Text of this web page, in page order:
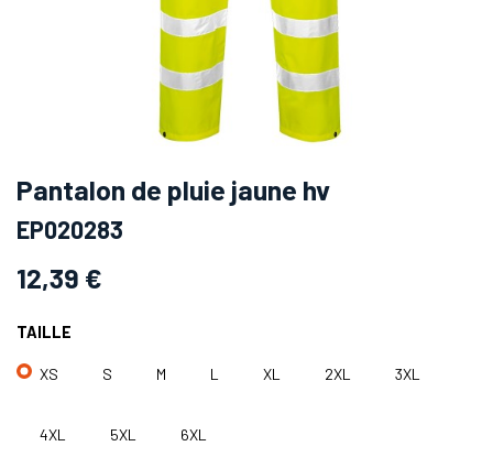
Pantalon de pluie jaune hv
EP020283
12,39 €
TAILLE
XS S M L XL 2XL 3XL
4XL 5XL 6XL